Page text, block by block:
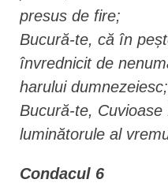
presus de fire;
Bucură-te, că în
învrednicit de
harului dumnezeiesc;
Bucură-te, Cuvioase
luminătorule al
Condacul 6